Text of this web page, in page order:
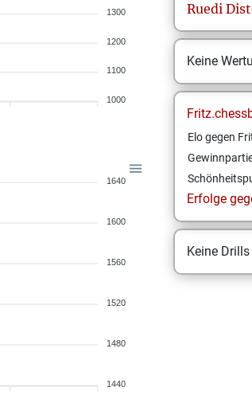
1300
1200
1100
1000
1640
1600
1560
1520
1480
1440
Ruedi
Keine
Elo gegen
Erfolge
Keine